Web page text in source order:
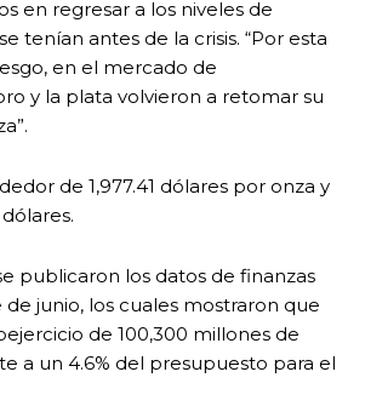
en regresar a los niveles de
tenían antes de la crisis. “Por esta
en el mercado de
y la plata volvieron a retomar su
de 1,977.41 dólares por onza y
publicaron los datos de finanzas
junio, los cuales mostraron que
de 100,300 millones de
a un 4.6% del presupuesto para el